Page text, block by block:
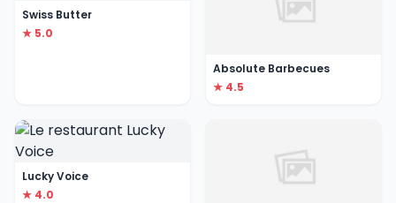
Swiss Butter
★ 5.0
Absolute Barbecues
★ 4.5
Lucky Voice
★ 4.0